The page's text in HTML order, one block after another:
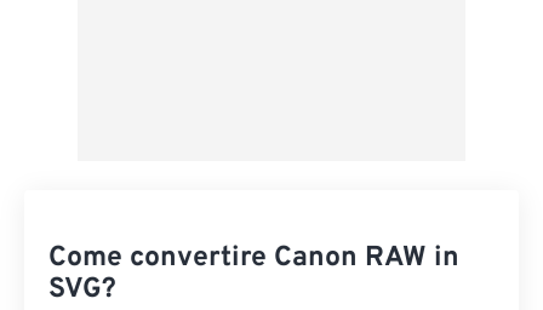
Come convertire Canon RAW in
SVG?